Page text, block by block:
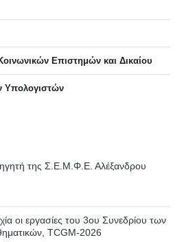
Επιστημών και Δικαίου
Υπολογιστών
της Σ.Ε.Μ.Φ.Ε. Αλέξανδρου
οι εργασίες του 3ου Συνεδρίου των
TCGM-2026